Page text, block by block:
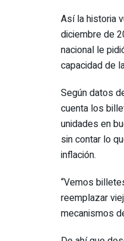
Así la historia
diciembre de
nacional le
capacidad de
Según datos
cuenta los
unidades en
sin contar lo
inflación.
“Vemos
reemplazar
mecanismos